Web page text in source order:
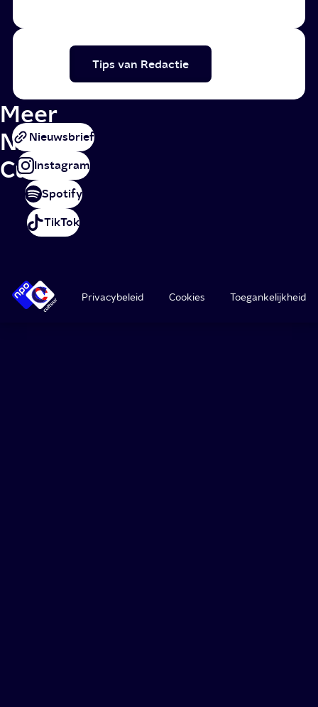
Tips van Redactie
Meer
NPO
Cultuur
Nieuwsbrief
Instagram
Spotify
TikTok
Privacybeleid Cookies Toegankelijkheid